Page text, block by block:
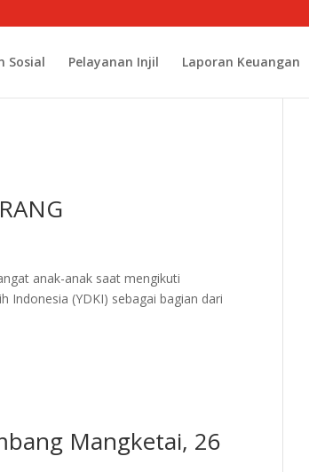
Sosial Pelayanan Injil Laporan Keuangan
anak-anak saat mengikuti
Indonesia (YDKI) sebagai bagian dari
Mangketai, 26